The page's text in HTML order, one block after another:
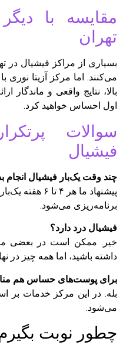
مقایسه با
تهران
بسیاری از مراکز فیشیال در
می‌کنند. اما مرکز آزیتا نوری
بالا، نتایج واقعی و ماندگار
اول احساس خواهید کرد.
سوالات
فیشیال
چند وقت یک‌بار فیشیال انجام
پیشنهاد ما
برنامه‌ریزی می‌شود.
فیشیال درد دارد؟
خیر. ممکن است در بعضی
داشته باشید، اما همه چیز در
برای پوست‌های حساس هم
بله. در این مرکز خدمات
می‌شود.
چطور نوبت